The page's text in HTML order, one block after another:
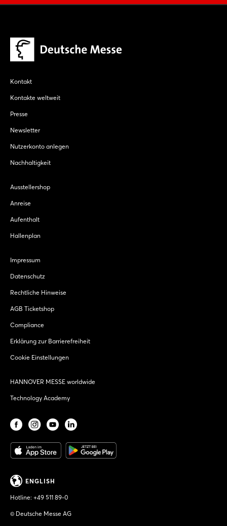
Kontakt
Kontakte weltweit
Presse
Newsletter
Nutzerkonto anlegen
Nachhaltigkeit
Ausstellershop
Anreise
Aufenthalt
Hallenplan
Impressum
Datenschutz
Rechtliche Hinweise
AGB Ticketshop
Compliance
Erklärung zur Barrierefreiheit
Cookie Einstellungen
HANNOVER MESSE worldwide
Technology Academy
ENGLISH
Hotline: +49 511 89-0
© Deutsche Messe AG